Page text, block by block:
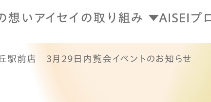
想い アイセイの取り組み AISEIプ
駅前店 3月29日内覧会イベントのお知らせ